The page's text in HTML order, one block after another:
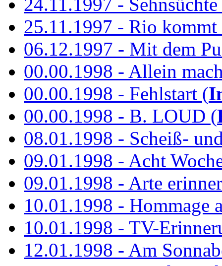
25.11.1997 - Rio kommt
06.12.1997 - Mit dem
00.00.1998 - Allein
00.00.1998 - Fehlstart (
00.00.1998 - B. LOUD (
08.01.1998 - Scheiß-
09.01.1998 - Acht
09.01.1998 - Arte
10.01.1998 - Hommage
10.01.1998 - TV-
12.01.1998 - Am